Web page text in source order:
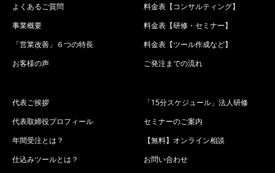
よくあるご質問
事業概要
「営業改善」６つの特長
お客様の声
料金表【コンサルティング】
料金表【研修・セミナー】
料金表【ツール作成など】
ご発注までの流れ
代表ご挨拶
代表取締役プロフィール
年間受注とは？
仕込みツールとは？
「15分スケジュール」法人研修
セミナーのご案内
【無料】オンライン相談
お問い合わせ